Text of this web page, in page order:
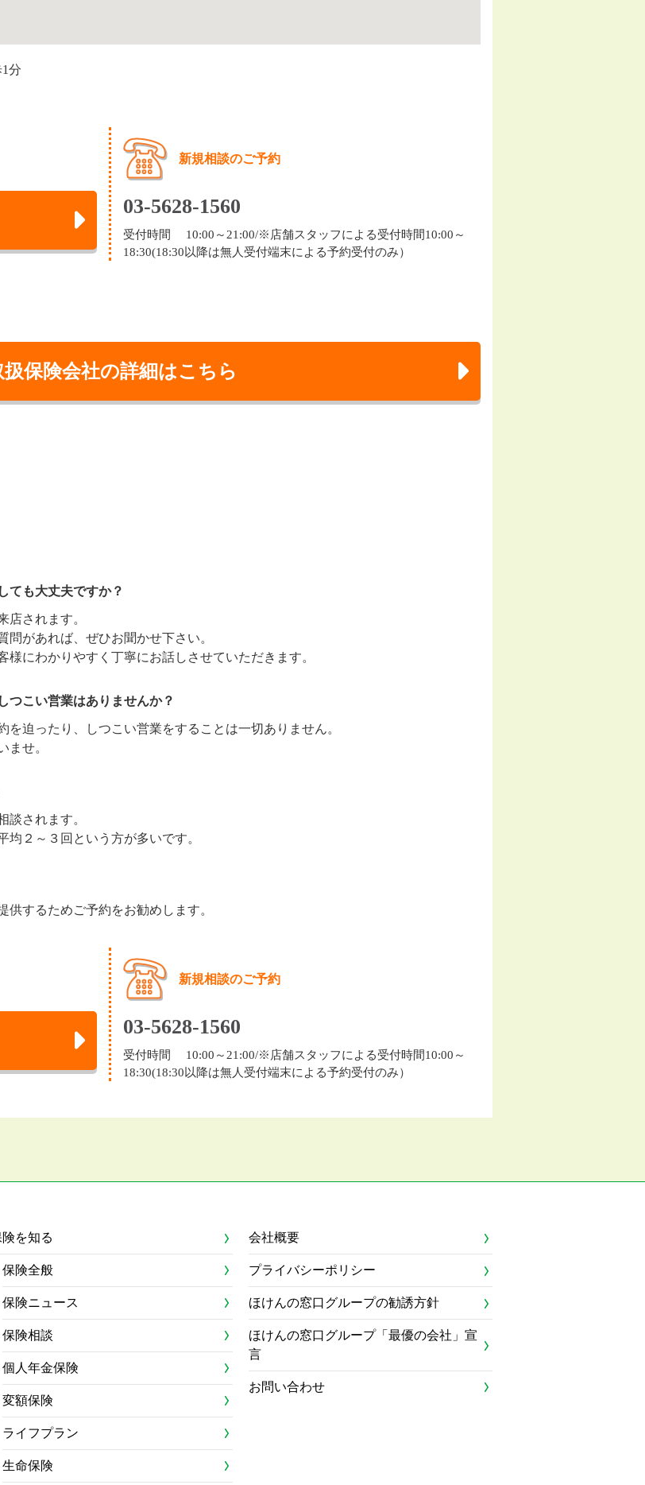
分
新規相談のご予約
03-5628-1560
受付時間 10:00～21:00/※店舗スタッフによる受付時間10:00～
18:30(18:30以降は無人受付端末による予約受付のみ）
扱保険会社の詳細はこちら
ても大丈夫ですか？
店されます。
があれば、ぜひお聞かせ下さい。
にわかりやすく丁寧にお話しさせていただきます。
つこい営業はありませんか？
迫ったり、しつこい営業をすることは一切ありません。
ませ。
談されます。
均２～３回という方が多いです。
するためご予約をお勧めします。
新規相談のご予約
03-5628-1560
受付時間 10:00～21:00/※店舗スタッフによる受付時間10:00～
18:30(18:30以降は無人受付端末による予約受付のみ）
を知る
保険全般
保険ニュース
保険相談
個人年金保険
変額保険
ライフプラン
生命保険
会社概要
プライバシーポリシー
ほけんの窓口グループの勧誘方針
ほけんの窓口グループ「最優の会社」宣
言
お問い合わせ